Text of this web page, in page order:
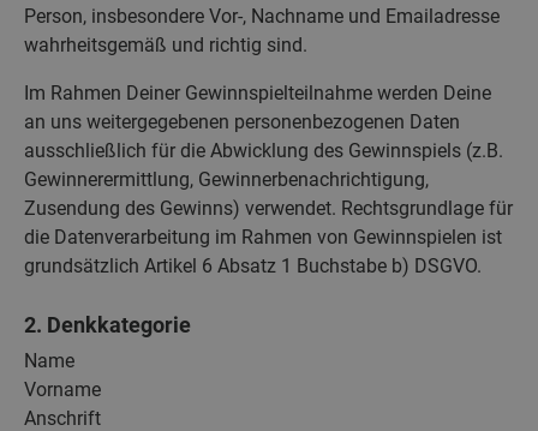
Person, insbesondere Vor-, Nachname und Emailadresse
wahrheitsgemäß und richtig sind.
Im Rahmen Deiner Gewinnspielteilnahme werden Deine
an uns weitergegebenen personenbezogenen Daten
ausschließlich für die Abwicklung des Gewinnspiels (z.B.
Gewinnerermittlung, Gewinnerbenachrichtigung,
Zusendung des Gewinns) verwendet. Rechtsgrundlage für
die Datenverarbeitung im Rahmen von Gewinnspielen ist
grundsätzlich Artikel 6 Absatz 1 Buchstabe b) DSGVO.
2. Denkkategorie
Name
Vorname
Anschrift